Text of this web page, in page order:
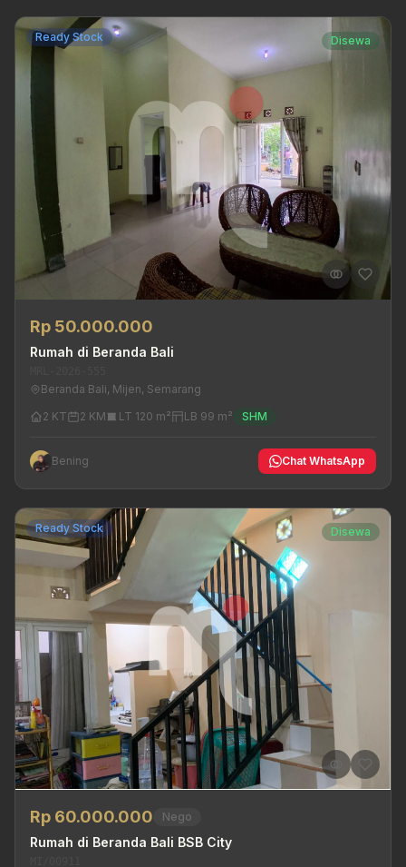
Ready Stock Disewa
Rp 50.000.000
Rumah di Beranda Bali
Beranda Bali, Mijen, Semarang
2 KT
2 KM LT 120 m² LB 99 m² SHM
Bening Chat WhatsApp
Ready Stock Disewa
Rp 60.000.000 Nego
Rumah di Beranda Bali BSB City